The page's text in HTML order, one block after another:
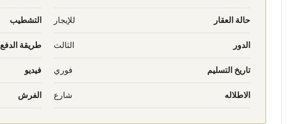
حالة العقار للإيجار التشطيب
الدور الثالث طريقة الدفع
تاريخ التسليم فوري فيديو
الاطلاله شارع الفرش